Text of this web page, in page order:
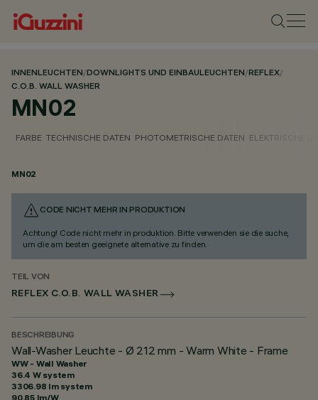
INNENLEUCHTEN/DOWNLIGHTS UND EINBAULEUCHTEN/REFLEX/
C.O.B. WALL WASHER
MN02
FARBE TECHNISCHE DATEN PHOTOMETRISCHE DATEN ELEKTRISCHE
MN02
CODE NICHT MEHR IN PRODUKTION
Achtung! Code nicht mehr in produktion. Bitte verwenden sie die suche,
um die am besten geeignete alternative zu finden.
TEIL VON
REFLEX C.O.B. WALL WASHER
BESCHREIBUNG
Wall-Washer Leuchte - Ø 212 mm - Warm White - Frame
WW - Wall Washer
36.4 W system
3306.98 lm system
90.85 lm/W